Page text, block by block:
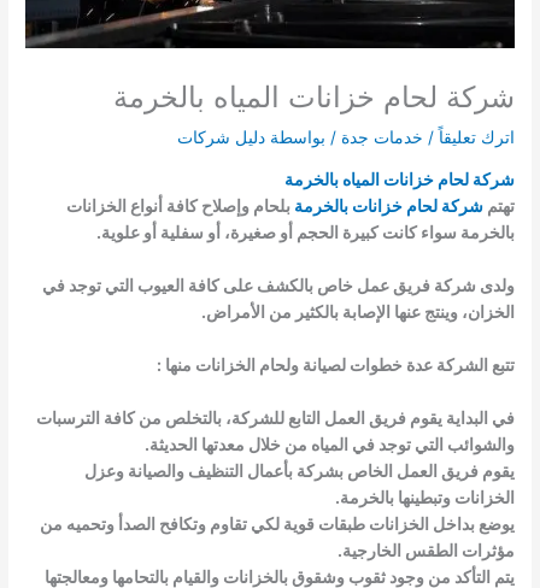
شركة لحام خزانات المياه بالخرمة
اترك تعليقاً / خدمات جدة / بواسطة دليل شركات
شركة لحام خزانات المياه بالخرمة
تهتمشركة لحام خزانات بالخرمة بلحام وإصلاح كافة أنواع الخزانات
بالخرمة سواء كانت كبيرة الحجم أو صغيرة، أو سفلية أو علوية.
ولدى شركة فريق عمل خاص بالكشف على كافة العيوب التي توجد في
الخزان، وينتج عنها الإصابة بالكثير من الأمراض.
تتبع الشركة عدة خطوات لصيانة ولحام الخزانات منها :
في البداية يقوم فريق العمل التابع للشركة، بالتخلص من كافة الترسبات
والشوائب التي توجد في المياه من خلال معدتها الحديثة.
يقوم فريق العمل الخاص بشركة بأعمال التنظيف والصيانة وعزل
الخزانات وتبطينها بالخرمة.
يوضع بداخل الخزانات طبقات قوية لكي تقاوم وتكافح الصدأ وتحميه من
مؤثرات الطقس الخارجية.
يتم التأكد من وجود ثقوب وشقوق بالخزانات والقيام بالتحامها ومعالجتها